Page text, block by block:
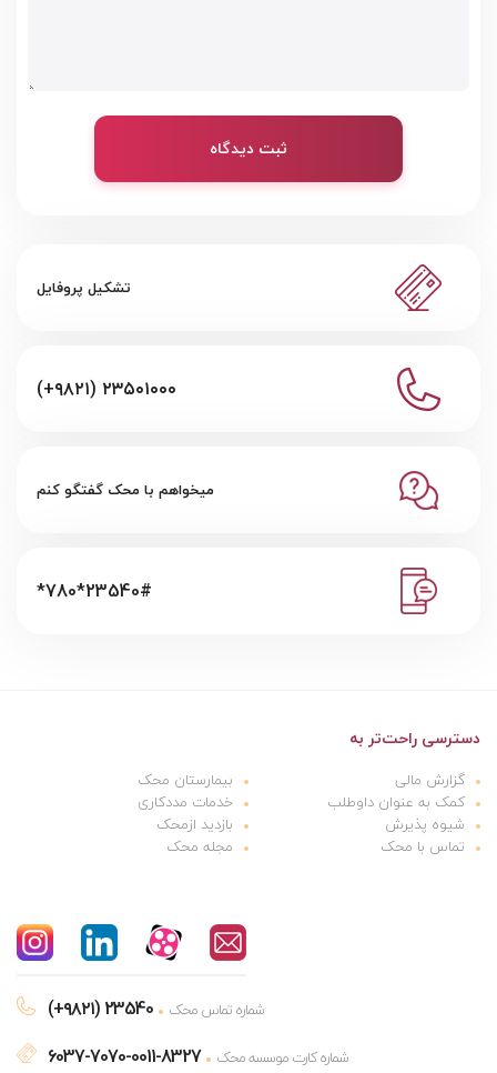
ثبت دیدگاه
تشکیل پروفایل
(+۹۸۲۱) ۲۳۵۰۱۰۰۰
میخواهم با محک گفتگو کنم
*780*23540#
دسترسی راحت‌تر به
گزارش مالی
بیمارستان محک
کمک به عنوان داوطلب
خدمات مددکاری
شیوه پذیرش
بازدید ازمحک
تماس با محک
مجله محک
(+۹۸۲۱) 23540 شماره تماس محک
6037-7070-0011-8327 شماره کارت موسسه محک